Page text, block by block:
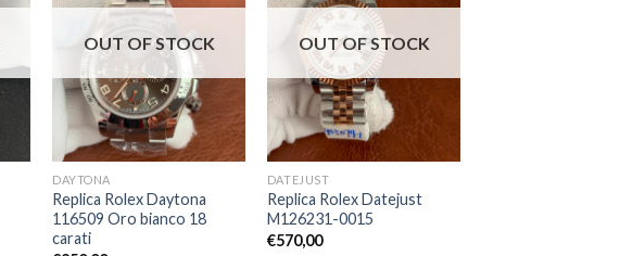
OUT OF STOCK
DAYTONA
Replica Rolex Daytona
116509 Oro bianco 18
carati
OUT OF STOCK
DATEJUST
Replica Rolex Datejust
M126231-0015
€570,00